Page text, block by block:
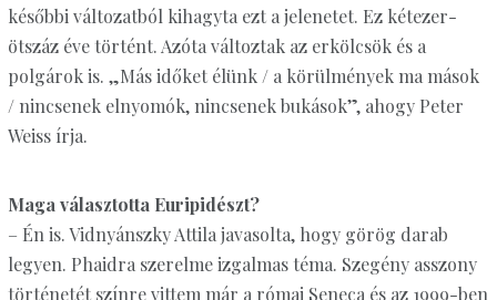
későbbi változatból kihagyta ezt a jelenetet. Ez kétezer-
ötszáz éve történt. Azóta változtak az erkölcsök és a
polgárok is. „Más időket élünk / a körülmények ma mások
/ nincsenek elnyomók, nincsenek bukások”, ahogy Peter
Weiss írja.
Maga választotta Euripidészt?
– Én is. Vidnyánszky Attila javasolta, hogy görög darab
legyen. Phaidra szerelme izgalmas téma. Szegény asszony
történetét színre vittem már a római Seneca és az 1999-ben